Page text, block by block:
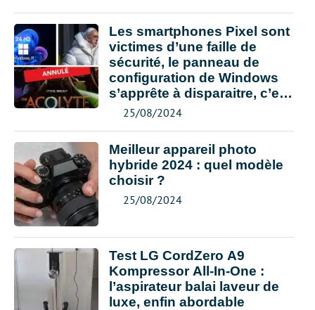
Les smartphones Pixel sont
victimes d’une faille de
sécurité, le panneau de
configuration de Windows
s’apprête à disparaitre, c’est
le récap’ de la semaine
25/08/2024
Meilleur appareil photo
hybride 2024 : quel modèle
choisir ?
25/08/2024
Test LG CordZero A9
Kompressor All-In-One :
l’aspirateur balai laveur de
luxe, enfin abordable